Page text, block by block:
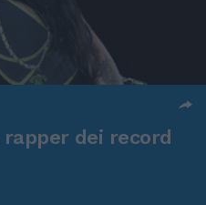
dei record